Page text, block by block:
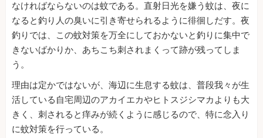
なければならないのは蚊である。直射日光を嫌う蚊は、夜に
なると釣り人の臭いに引き寄せられるように徘徊しだす。夜
釣りでは、この蚊対策を万全にしておかないと釣りに集中で
きないばかりか、あちこち刺されまくって跡が残ってしま
う。
理由は定かではないが、海辺に生息する蚊は、普段我々が生
活している自宅周辺のアカイエカやヒトスジシマカよりも大
きく、刺されると痒みが続くように感じるので、特に念入り
に蚊対策を行っている。